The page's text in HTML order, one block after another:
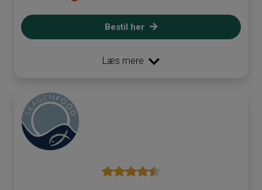
Bestil her
Læs mere